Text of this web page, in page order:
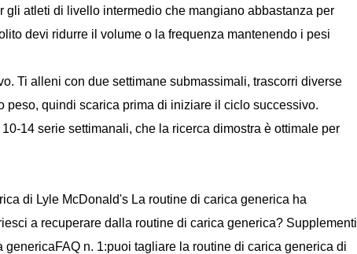
gli atleti di livello intermedio che mangiano abbastanza per
devi ridurre il volume o la frequenza mantenendo i pesi
Ti alleni con due settimane submassimali, trascorri diverse
quindi scarica prima di iniziare il ciclo successivo.
14 serie settimanali, che la ricerca dimostra è ottimale per
di Lyle McDonald's La routine di carica generica ha
a recuperare dalla routine di carica generica? Supplementi
n. 1:puoi tagliare la routine di carica generica di